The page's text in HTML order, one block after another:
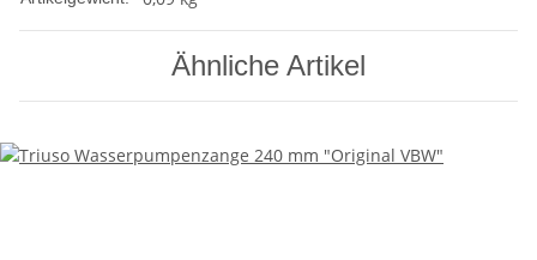
Ähnliche Artikel